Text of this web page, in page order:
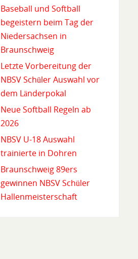
Baseball und Softball
begeistern beim Tag der
Niedersachsen in
Braunschweig
Letzte Vorbereitung der
NBSV Schüler Auswahl vor
dem Länderpokal
Neue Softball Regeln ab
2026
NBSV U-18 Auswahl
trainierte in Dohren
Braunschweig 89ers
gewinnen NBSV Schüler
Hallenmeisterschaft